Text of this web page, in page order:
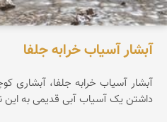
آبشار آسیاب خرابه جلفا
آبشار آسیاب خرابه جلفا، آبشاری
داشتن یک آسیاب آبی قدیمی به این